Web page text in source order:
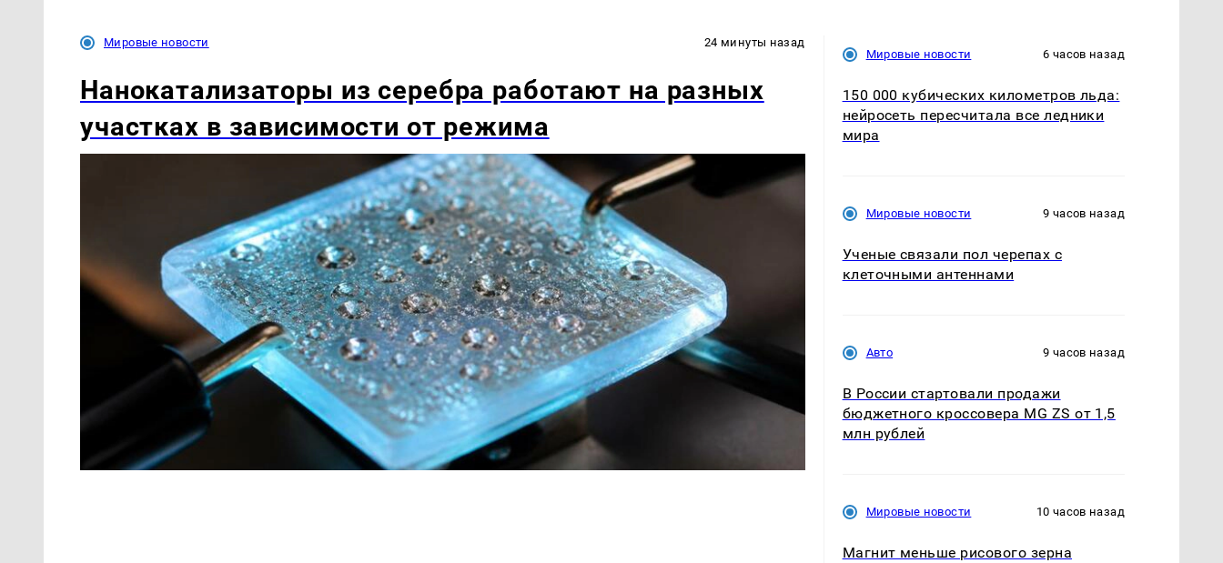
Мировые новости 24 минуты назад
Нанокатализаторы из серебра работают на разных
участках в зависимости от режима
Мировые новости 6 часов назад
150 000 кубических километров льда:
нейросеть пересчитала все ледники
мира
Мировые новости 9 часов назад
Ученые связали пол черепах с
клеточными антеннами
Авто 9 часов назад
В России стартовали продажи
бюджетного кроссовера MG ZS от 1,5
млн рублей
Мировые новости 10 часов назад
Магнит меньше рисового зерна